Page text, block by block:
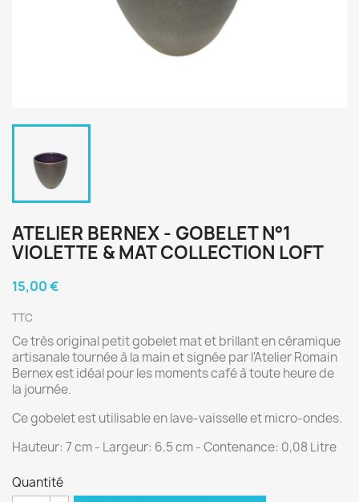
ATELIER BERNEX - GOBELET N°1
VIOLETTE & MAT COLLECTION LOFT
15,00 €
TTC
Ce très original petit gobelet mat et brillant en céramique
artisanale tournée à la main et signée par l'Atelier Romain
Bernex est idéal pour les moments café à toute heure de
la journée.
Ce gobelet est utilisable en lave-vaisselle et micro-ondes.
Hauteur: 7 cm - Largeur: 6.5 cm - Contenance: 0,08 Litre
Quantité